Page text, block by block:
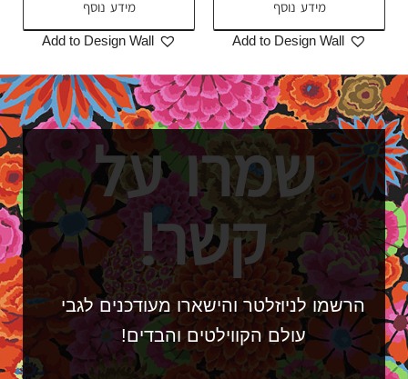
מידע נוסף
Add to Design Wall
מידע נוסף
Add to Design Wall
שמרו על
קשר!
הרשמו לניוזלטר והישארו מעודכנים לגבי
עולם הקווילטים והבדים!